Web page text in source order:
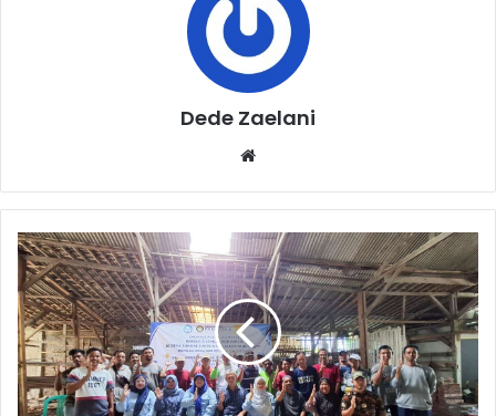
Dede Zaelani
Dosen
FEB
UP
Inovasi
Pakan
Lele
dari
Limbah